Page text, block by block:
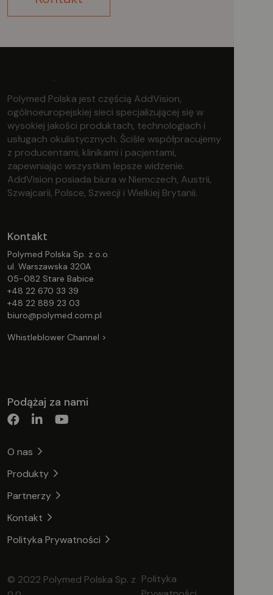
Polymed Polska jest częścią AddVision,
ogólnoeuropejskiej sieci specjalizującej się w
wysokiej jakości produktach, technologiach i
usługach okulistycznych. Ściśle współpracujemy
z producentami, klinikami i pacjentami,
zapewniając wszystkim lepsze widzenie.
AddVision posiada biura w Niemczech, Austrii,
Szwajcarii, Polsce, Szwecji i Wielkiej Brytanii.
Kontakt
Polymed Polska Sp. z o.o.
ul. Warszawska 320A
05-082 Stare Babice
+48 22 670 33 39
+48 22 889 23 03
biuro@polymed.com.pl
Whistleblower Channel >
Podążaj za nami
O nas
Produkty
Partnerzy
Kontakt
Polityka Prywatności
© 2022 Polymed Polska Sp. z Polityka